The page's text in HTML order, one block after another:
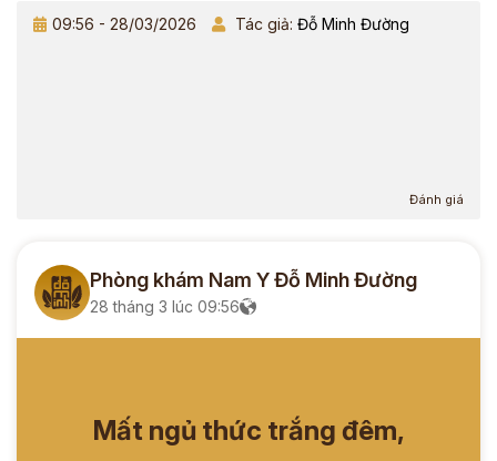
09:56 - 28/03/2026 Tác giả: Đỗ Minh Đường
Đánh giá
Phòng khám Nam Y Đỗ Minh Đường
28 tháng 3 lúc 09:56
Mất ngủ thức trắng đêm,